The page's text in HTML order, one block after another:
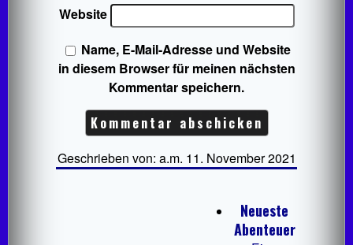
Website
Name, E-Mail-Adresse und Website
in diesem Browser für meinen nächsten
Kommentar speichern.
Geschrieben von: a.m. 11. November 2021
Neueste
Abenteuer